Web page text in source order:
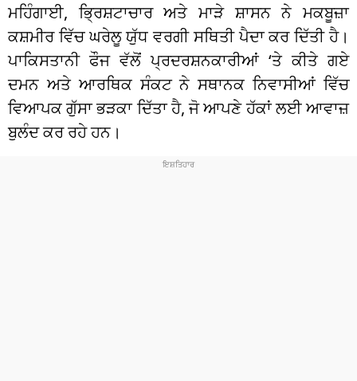
ਮਹਿੰਗਾਈ, ਭ੍ਰਿਸ਼ਟਾਚਾਰ ਅਤੇ ਮਾੜੇ ਸ਼ਾਸਨ ਨੇ ਮਕਬੂਜ਼ਾ
ਕਸ਼ਮੀਰ ਵਿੱਚ ਘਰੇਲੂ ਯੁੱਧ ਵਰਗੀ ਸਥਿਤੀ ਪੈਦਾ ਕਰ ਦਿੱਤੀ ਹੈ।
ਪਾਕਿਸਤਾਨੀ ਫੌਜ ਵੱਲੋਂ ਪ੍ਰਦਰਸ਼ਨਕਾਰੀਆਂ ‘ਤੇ ਕੀਤੇ ਗਏ
ਦਮਨ ਅਤੇ ਆਰਥਿਕ ਸੰਕਟ ਨੇ ਸਥਾਨਕ ਨਿਵਾਸੀਆਂ ਵਿੱਚ
ਵਿਆਪਕ ਗੁੱਸਾ ਭੜਕਾ ਦਿੱਤਾ ਹੈ, ਜੋ ਆਪਣੇ ਹੱਕਾਂ ਲਈ ਆਵਾਜ਼
ਬੁਲੰਦ ਕਰ ਰਹੇ ਹਨ।